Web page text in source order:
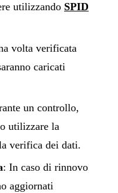
utilizzando SPID
volta verificata
caricati
un controllo,
o utilizzare la
verifica dei dati.
: In caso di rinnovo
aggiornati